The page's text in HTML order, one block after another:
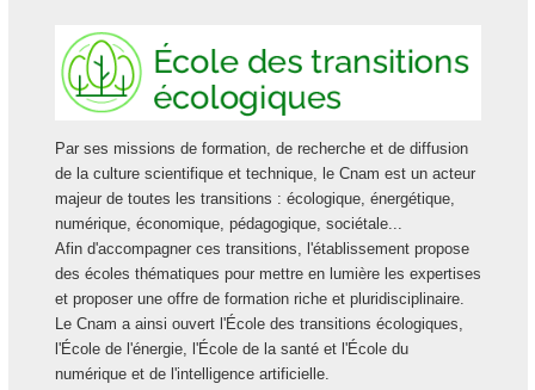
Par ses missions de formation, de recherche et de diffusion
de la culture scientifique et technique, le Cnam est un acteur
majeur de toutes les transitions : écologique, énergétique,
numérique, économique, pédagogique, sociétale...
Afin d'accompagner ces transitions, l'établissement propose
des écoles thématiques pour mettre en lumière les expertises
et proposer une offre de formation riche et pluridisciplinaire.
Le Cnam a ainsi ouvert l'École des transitions écologiques,
l'École de l'énergie, l'École de la santé et l'École du
numérique et de l'intelligence artificielle.